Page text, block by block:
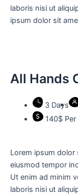
laboris nisi ut
ipsum dolor sit
All Hands
3 Days
140$
Lorem ipsum
eiusmod tempor
Ut enim ad minim
laboris nisi ut